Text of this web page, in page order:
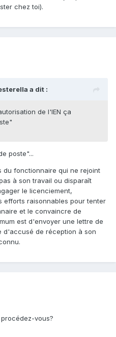
chez toi).
a dit :
de l'IEN ça
poste"...
du fonctionnaire qui ne rejoint
à son travail ou disparaît
le licenciement,
efforts raisonnables pour tenter
et le convaincre de
est d'envoyer une lettre de
d'accusé de réception à son
vous?